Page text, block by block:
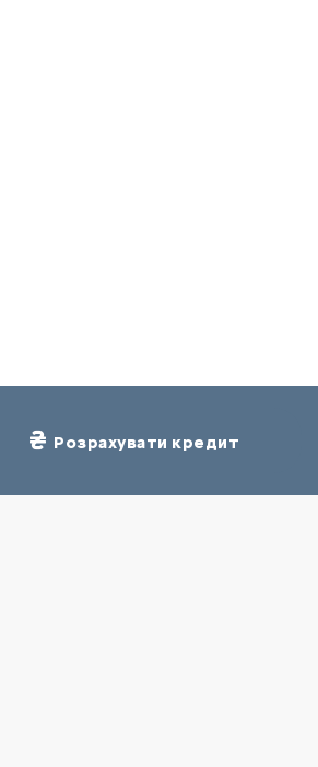
Розрахувати кредит